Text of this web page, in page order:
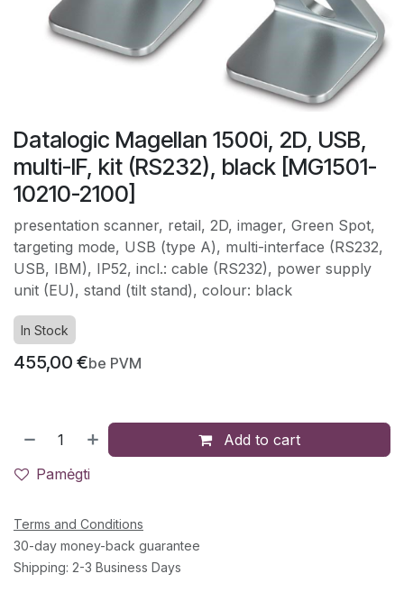
Datalogic Magellan 1500i, 2D, USB,
multi-IF, kit (RS232), black [MG1501-
10210-2100]
presentation scanner, retail, 2D, imager, Green Spot,
targeting mode, USB (type A), multi-interface (RS232,
USB, IBM), IP52, incl.: cable (RS232), power supply
unit (EU), stand (tilt stand), colour: black
In Stock
455,00 €be PVM
Add to cart
Pamėgti
Terms and Conditions
30-day money-back guarantee
Shipping: 2-3 Business Days